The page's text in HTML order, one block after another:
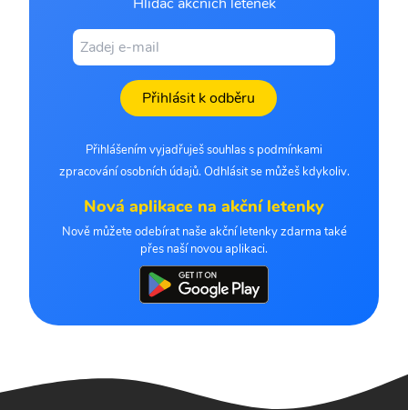
Přihlásit k odběru
Přihlášením vyjadřuješ souhlas s podmínkami
zpracování osobních údajů. Odhlásit se můžeš kdykoliv.
Nová aplikace na akční letenky
Nově můžete odebírat naše akční letenky zdarma také
přes naší novou aplikaci.